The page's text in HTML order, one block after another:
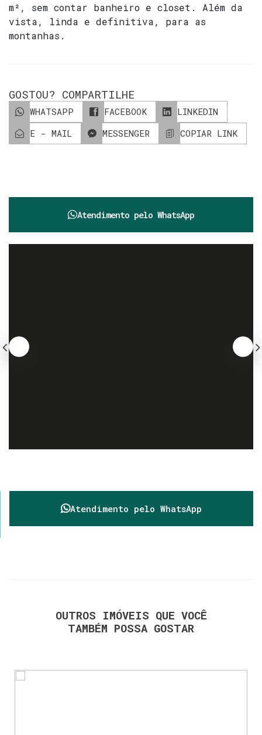
m², sem contar banheiro e closet. Além da
vista, linda e definitiva, para as
montanhas.
GOSTOU? COMPARTILHE
WHATSAPP FACEBOOK
LINKEDIN
E - MAIL
MESSENGER COPIAR LINK
Atendimento pelo WhatsApp
Atendimento pelo WhatsApp
OUTROS IMÓVEIS QUE VOCÊ
TAMBÉM POSSA GOSTAR